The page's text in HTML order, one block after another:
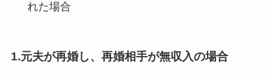
れた場合
1.元夫が再婚し、再婚相手が無収入の場合